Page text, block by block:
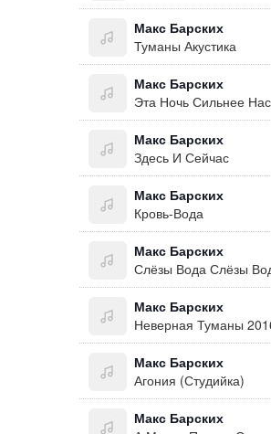
Макс Барских
Туманы Акустика
Макс Барских
Эта Ночь Сильнее
Макс Барских
Здесь И Сейчас
Макс Барских
Кровь-Вода
Макс Барских
Слёзы Вода Слёзы
Макс Барских
Неверная Туманы
Макс Барских
Агония (Студийка)
Макс Барских